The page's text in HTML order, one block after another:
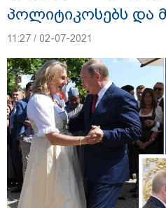
"12 წლის
საქმის ჩაფარცხვის
მიმდინარეობდა -
არ მფარველობენ" -
პოლიტიკოსებს და
11:27 / 02-07-2021